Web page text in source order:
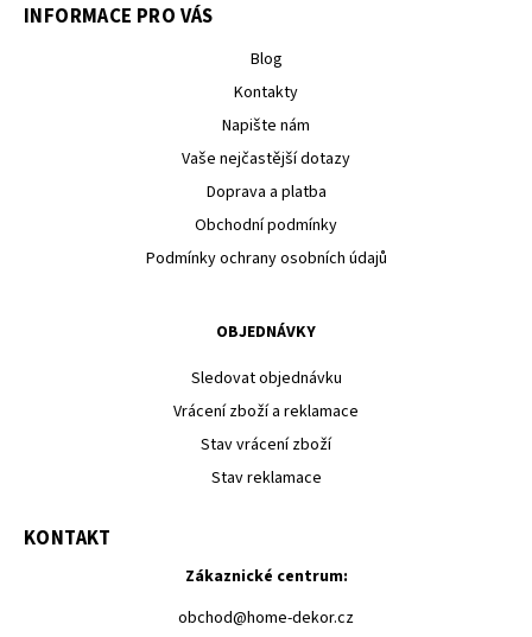
INFORMACE PRO VÁS
Blog
Kontakty
Napište nám
Vaše nejčastější dotazy
Doprava a platba
Obchodní podmínky
Podmínky ochrany osobních údajů
OBJEDNÁVKY
Sledovat objednávku
Vrácení zboží a reklamace
Stav vrácení zboží
Stav reklamace
KONTAKT
Zákaznické centrum:
obchod@home-dekor.cz